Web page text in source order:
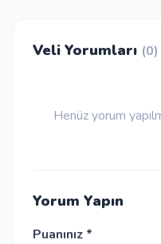
Veli Yorumları (0)
Henüz yorum
Yorum Yapın
Puanınız *